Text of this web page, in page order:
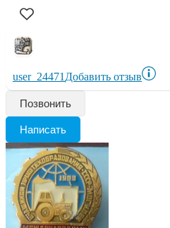
user_24471 Добавить отзыв
Позвонить
Написать